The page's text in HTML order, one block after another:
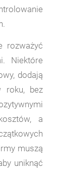
rozważyć
Niektóre
dodają
roku, bez
a
muszą
uniknąć